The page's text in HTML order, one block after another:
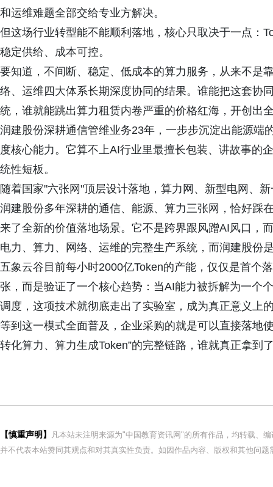
和运维难题全部交给专业方解决。
但这场行业转型能不能顺利落地，核心只取决于一点：
稳定供给、成本可控。
要知道，不间断、稳定、低成本的算力服务，从来不是
络、运维四大体系长期深度协同的结果。谁能把这套协
统，谁就能跳出算力租赁内卷严重的价格红海，开创出
润建股份深耕通信管维业务23年，一步步沉淀出能源端
度核心能力。它算不上AI行业里最擅长包装、讲故事的
统性短板。
随着国家"六张网"顶层设计落地，算力网、新型电网、
润建股份多年深耕的通信、能源、算力三张网，恰好踩
来了全新的价值落地场景。它不是跨界跟风蹭AI风口，
电力、算力、网络、运维的完整生产系统，而润建股份
五象云谷目前每小时2000亿Token的产能，仅仅是首个
张，而是验证了一个核心趋势：当AI能力被拆解为一个
调度，这项技术就彻底走出了实验室，成为真正意义上
等到这一模式全面普及，企业采购的就是可以直接落地
转化算力、算力生成Token”的完整链路，谁就真正拿到
【慎重声明】
凡本站未注明来源为"中国教育资讯网"的所有作品，均转载、
并不代表本站赞同其观点和对其真实性负责。如因作品内容、版权和其他问